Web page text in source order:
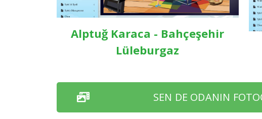
Alptuğ Karaca - Bahçeşehir
Lüleburgaz
SEN DE ODANIN